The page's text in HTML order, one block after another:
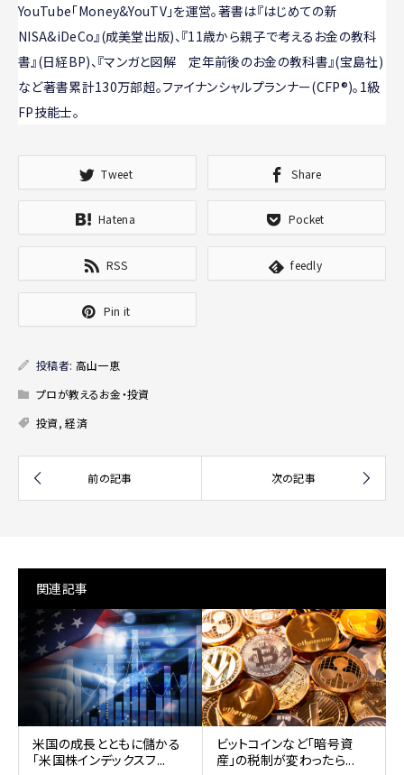
YouTube「Money&YouTV」を運営。著書は『はじめての新
NISA&iDeCo』(成美堂出版)、『11歳から親子で考えるお金の教科
書』(日経BP)、『マンガと図解 定年前後のお金の教科書』(宝島社)
など著書累計130万部超。ファイナンシャルプランナー(CFP®)。1級
FP技能士。
Tweet Share
Hatena Pocket
RSS feedly
Pin it
投稿者: 高山一恵
プロが教えるお金・投資
投資,経済
関連記事
米国の成長とともに儲かる
「米国株インデックスフ...
ビットコインなど「暗号資
産」の税制が変わったら...